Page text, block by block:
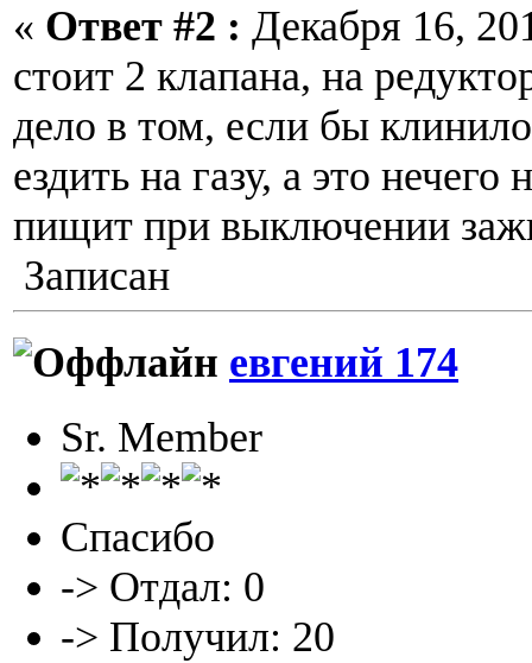
« Ответ #2 : Декабря 16,
стоит 2 клапана, на
дело в том, если бы
ездить на газу, а это нечего
пищит при выключении
Записан
евгений 174
Sr. Member
Спасибо
-> Отдал: 0
-> Получил: 20